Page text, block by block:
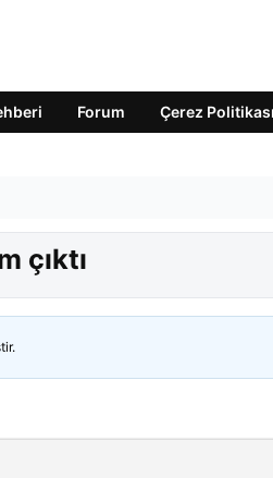
Forum Çerez Politikası
çıktı